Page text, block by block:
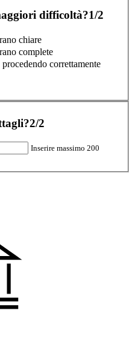
difficoltà?1/2
chiare
complete
correttamente
2/2
Inserire massimo 200